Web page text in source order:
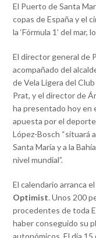
El Puerto de Santa
copas de España y el
la ‘Fórmula 1’ del mar,
El director general de
acompañado del
de Vela Ligera del
Prat, y el director de
ha presentado hoy
apuesta por el
López-Bosch “situará
Santa María y a la
nivel mundial”.
El calendario arranca
Optimist. Unos 200
procedentes de toda
haber conseguido su
autonómicos. El día